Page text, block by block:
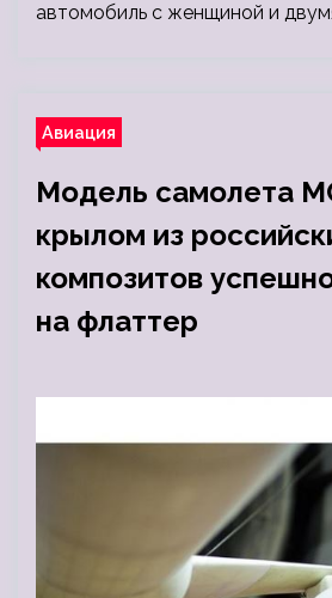
автомобиль с женщиной и
Авиация
Модель самолета
крылом из
композитов
на флаттер